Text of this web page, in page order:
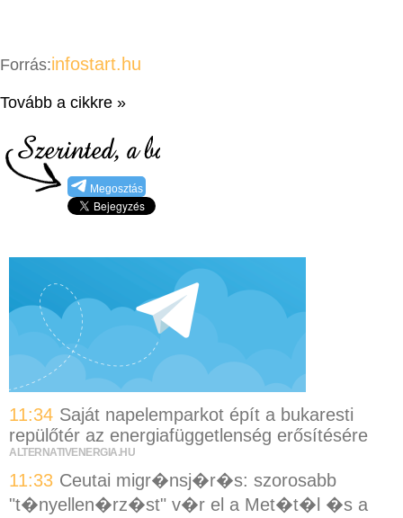
Forrás:infostart.hu
Tovább a cikkre »
Megosztás
11:34 Saját napelemparkot épít a bukaresti
repülőtér az energiafüggetlenség erősítésére
ALTERNATIVENERGIA.HU
11:33 Ceutai migr�nsj�r�s: szorosabb
"t�nyellen�rz�st" v�r el a Met�t�l �s a